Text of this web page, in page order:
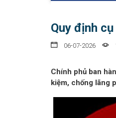
Quy định
06-07-2026
Chính phủ ban
kiệm, chống lãng